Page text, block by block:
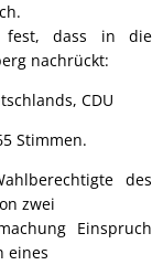
fest, dass in die
nachrückt:
CDU
Stimmen.
des
zwei
Einspruch
eines